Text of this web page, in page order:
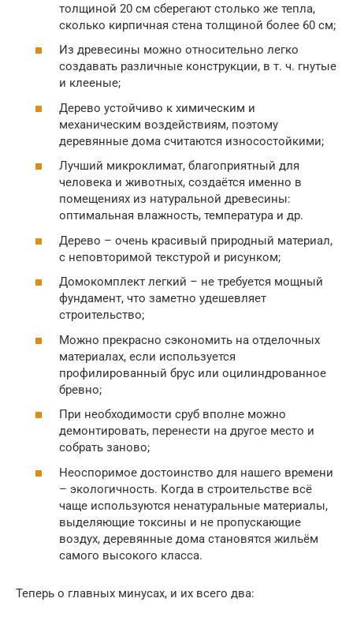
толщиной 20 см сберегают столько же тепла,
сколько кирпичная стена толщиной более 60 см;
Из древесины можно относительно легко
создавать различные конструкции, в т. ч. гнутые
и клееные;
Дерево устойчиво к химическим и
механическим воздействиям, поэтому
деревянные дома считаются износостойкими;
Лучший микроклимат, благоприятный для
человека и животных, создаётся именно в
помещениях из натуральной древесины:
оптимальная влажность, температура и др.
Дерево – очень красивый природный материал,
с неповторимой текстурой и рисунком;
Домокомплект легкий – не требуется мощный
фундамент, что заметно удешевляет
строительство;
Можно прекрасно сэкономить на отделочных
материалах, если используется
профилированный брус или оцилиндрованное
бревно;
При необходимости сруб вполне можно
демонтировать, перенести на другое место и
собрать заново;
Неоспоримое достоинство для нашего времени
– экологичность. Когда в строительстве всё
чаще используются ненатуральные материалы,
выделяющие токсины и не пропускающие
воздух, деревянные дома становятся жильём
самого высокого класса.
Теперь о главных минусах, и их всего два: